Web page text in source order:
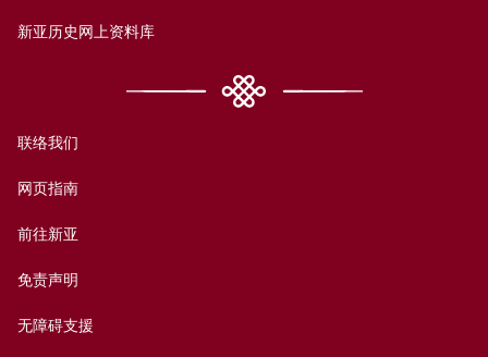
新亚历史网上资料库
联络我们
网页指南
前往新亚
免责声明
无障碍支援